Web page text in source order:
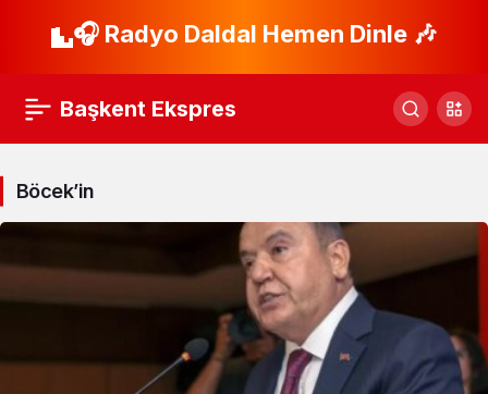
🎧 Radyo Daldal Hemen Dinle 🎶
Başkent Ekspres
Böcek’in